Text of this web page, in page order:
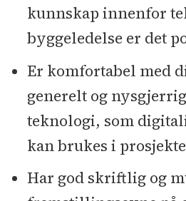
kunnskap innenfor
byggeledelse er det
Er komfortabel med
generelt og
teknologi, som
kan brukes i
Har god skriftlig og